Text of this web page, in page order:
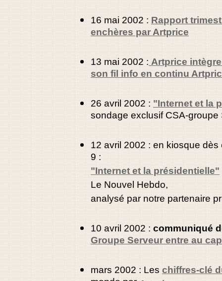
16 mai 2002 : Rapport
enchères par Artprice
13 mai 2002 : Artprice
son fil info en continu
26 avril 2002 : "Internet et la
sondage exclusif CSA-
12 avril 2002 : en kiosque
9 :
"Internet et la présidentielle"
Le Nouvel Hebdo,
analysé par notre partenaire
10 avril 2002 : communiqué
Groupe Serveur entre au
mars 2002 : Les chiffres-clé